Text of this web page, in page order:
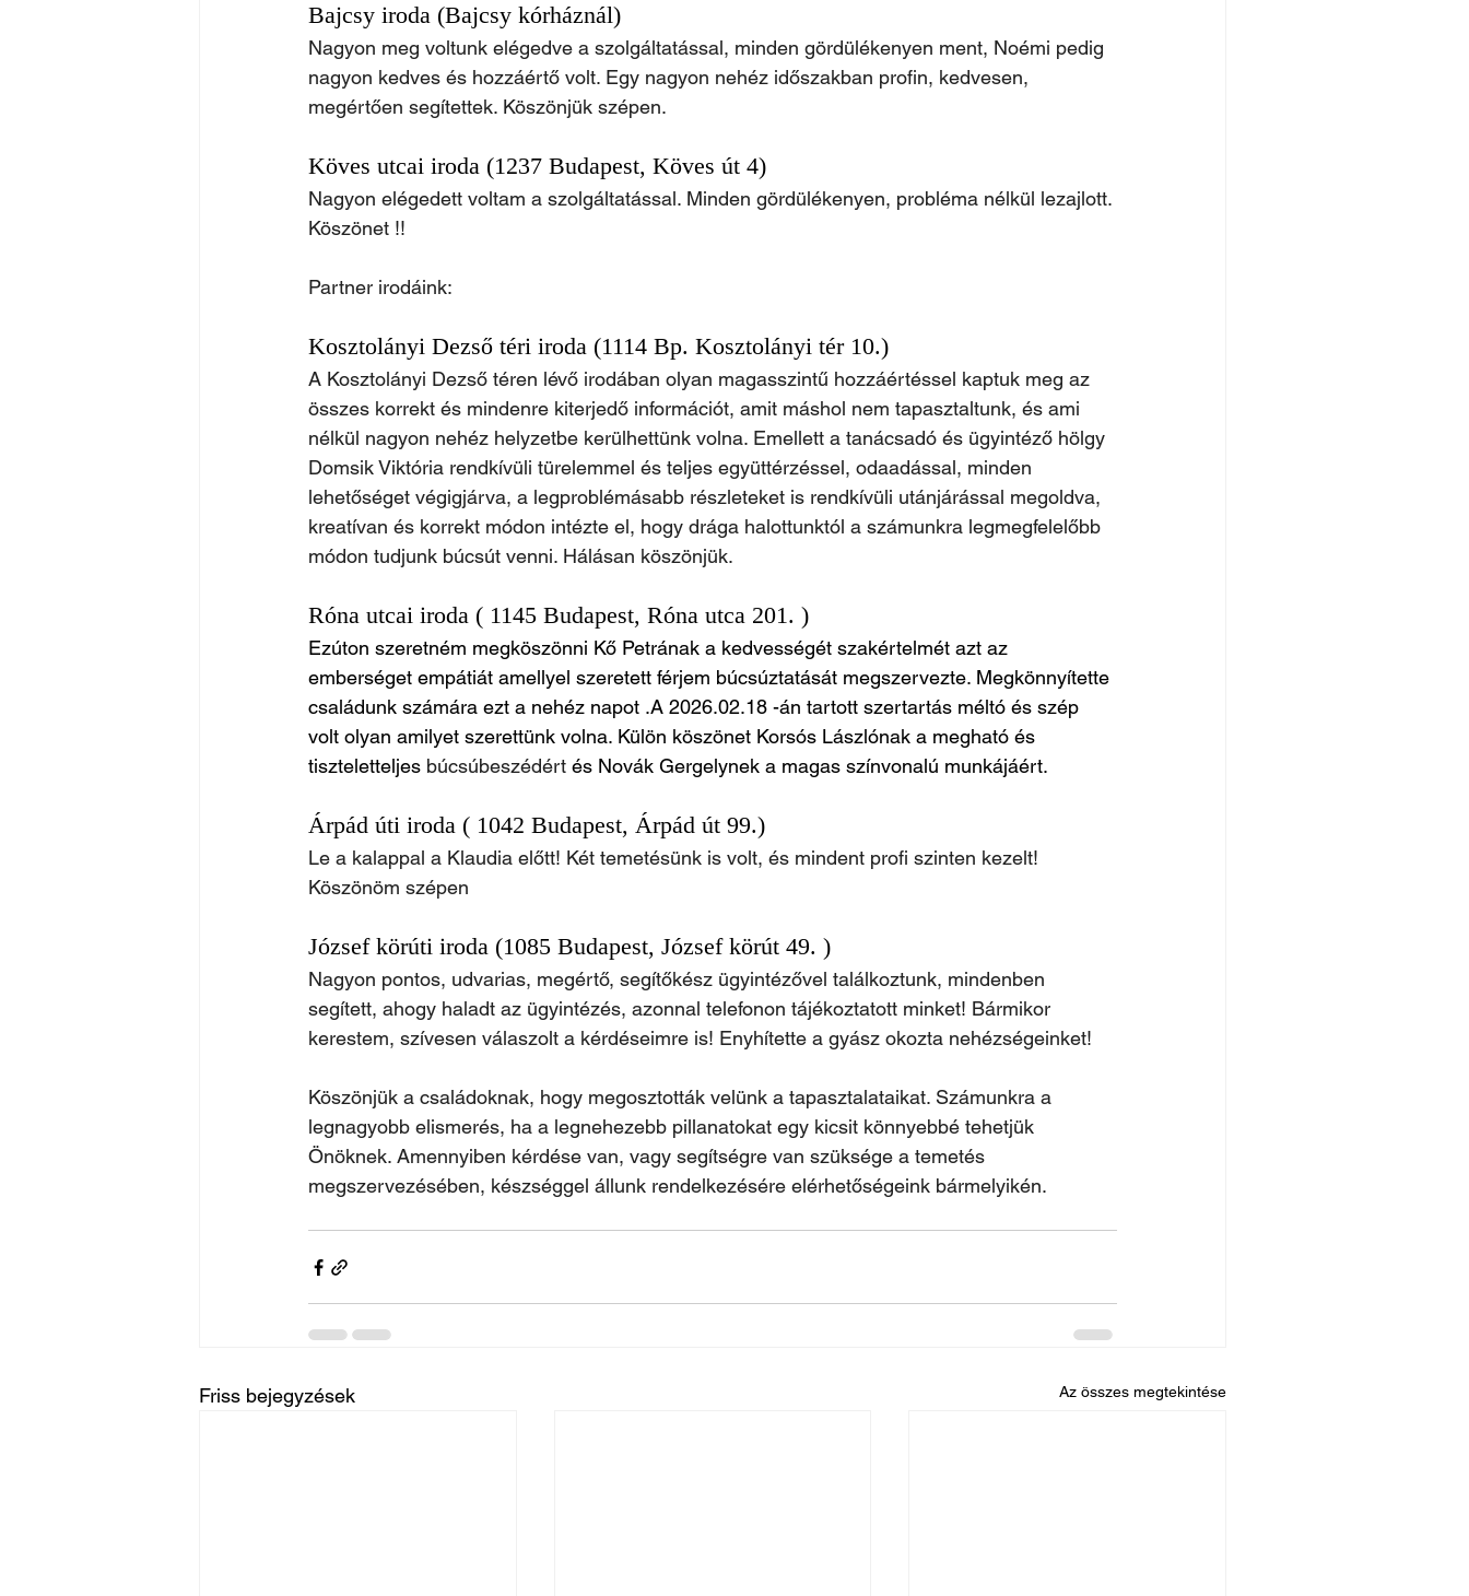
Bajcsy iroda (Bajcsy kórháznál)
Nagyon meg voltunk elégedve a szolgáltatással, minden gördülékenyen ment, Noémi pedig
nagyon kedves és hozzáértő volt. Egy nagyon nehéz időszakban profin, kedvesen,
megértően segítettek. Köszönjük szépen.
Köves utcai iroda (1237 Budapest, Köves út 4)
Nagyon elégedett voltam a szolgáltatással. Minden gördülékenyen, probléma nélkül lezajlott.
Köszönet !!
Partner irodáink:
Kosztolányi Dezső téri iroda (1114 Bp. Kosztolányi tér 10.)
A Kosztolányi Dezső téren lévő irodában olyan magasszintű hozzáértéssel kaptuk meg az
összes korrekt és mindenre kiterjedő információt, amit máshol nem tapasztaltunk, és ami
nélkül nagyon nehéz helyzetbe kerülhettünk volna. Emellett a tanácsadó és ügyintéző hölgy
Domsik Viktória rendkívüli türelemmel és teljes együttérzéssel, odaadással, minden
lehetőséget végigjárva, a legproblémásabb részleteket is rendkívüli utánjárással megoldva,
kreatívan és korrekt módon intézte el, hogy drága halottunktól a számunkra legmegfelelőbb
módon tudjunk búcsút venni. Hálásan köszönjük.
Róna utcai iroda ( 1145 Budapest, Róna utca 201. )
Ezúton szeretném megköszönni Kő Petrának a kedvességét szakértelmét azt az
emberséget empátiát amellyel szeretett férjem búcsúztatását megszervezte. Megkönnyítette
családunk számára ezt a nehéz napot .A 2026.02.18 -án tartott szertartás méltó és szép
volt olyan amilyet szerettünk volna. Külön köszönet Korsós Lászlónak a megható és
tiszteletteljes búcsúbeszédért és Novák Gergelynek a magas színvonalú munkájáért.
Árpád úti iroda ( 1042 Budapest, Árpád út 99.)
Le a kalappal a Klaudia előtt! Két temetésünk is volt, és mindent profi szinten kezelt!
Köszönöm szépen
József körúti iroda (1085 Budapest, József körút 49. )
Nagyon pontos, udvarias, megértő, segítőkész ügyintézővel találkoztunk, mindenben
segített, ahogy haladt az ügyintézés, azonnal telefonon tájékoztatott minket! Bármikor
kerestem, szívesen válaszolt a kérdéseimre is! Enyhítette a gyász okozta nehézségeinket!
Köszönjük a családoknak, hogy megosztották velünk a tapasztalataikat. Számunkra a
legnagyobb elismerés, ha a legnehezebb pillanatokat egy kicsit könnyebbé tehetjük
Önöknek. Amennyiben kérdése van, vagy segítségre van szüksége a temetés
megszervezésében, készséggel állunk rendelkezésére elérhetőségeink bármelyikén.
Friss bejegyzések Az összes megtekintése